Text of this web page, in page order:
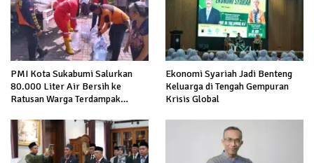
PMI Kota Sukabumi Salurkan
80.000 Liter Air Bersih ke
Ratusan Warga Terdampak
Ekonomi Syariah Jadi Benteng
Keluarga di Tengah Gempuran
Krisis Global